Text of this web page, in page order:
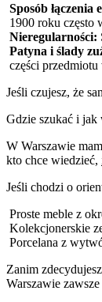
Sposób łączenia
1900 roku często
Nieregularności:
Patyna i ślady
części
Jeśli czujesz, że
Gdzie szukać i jak
W Warszawie
kto chce wiedzieć,
Jeśli chodzi o
Proste meble z
Kolekcjonerskie
Porcelana z
Zanim
Warszawie